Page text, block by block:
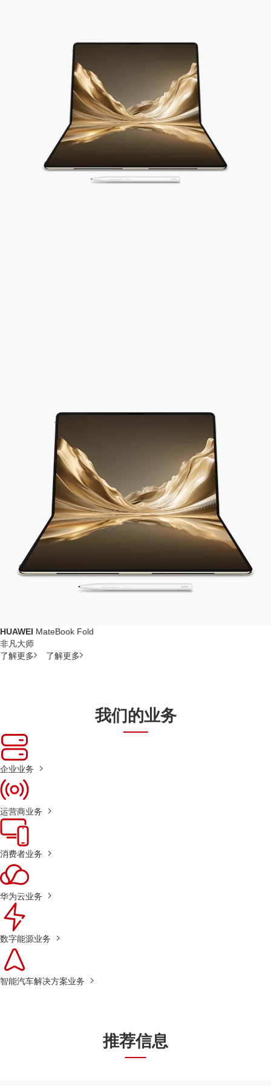
HUAWEI MateBook Fold
非凡大师
了解更多
了解更多
我们的业务
企业业务
运营商业务
消费者业务
华为云业务
数字能源业务
智能汽车解决方案业务
推荐信息